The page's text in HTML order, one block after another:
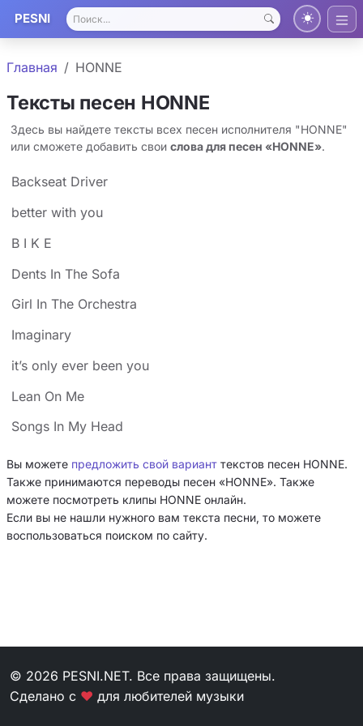
PESNI
Главная HONNE
Тексты песен HONNE
Здесь вы найдете тексты всех песен исполнителя "HONNE"
или сможете добавить свои слова для песен «HONNE».
Backseat Driver
​better with you
B I K E
Dents In The Sofa
Girl In The Orchestra
Imaginary
​it’s only ever been you
Lean On Me
Songs In My Head
Вы можете предложить свой вариант текстов песен HONNE.
Также принимаются переводы песен «HONNE». Также
можете посмотреть клипы HONNE онлайн.
Если вы не нашли нужного вам текста песни, то можете
воспользоваться поиском по сайту.
© 2026 PESNI.NET. Все права защищены.
Сделано с ❤ для любителей музыки